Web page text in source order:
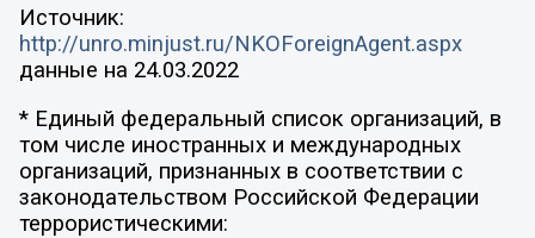
Источник:
http://unro.minjust.ru/NKOForeignAgent.aspx
данные на 24.03.2022
* Единый федеральный список организаций, в
том числе иностранных и международных
организаций, признанных в соответствии с
законодательством Российской Федерации
террористическими: